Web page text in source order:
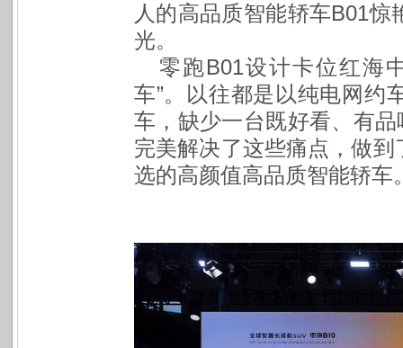
人的高品质智能轿车B01
光。
零跑B01设计卡位红海
车”。以往都是以纯电网约
车，缺少一台既好看、有
完美解决了这些痛点，做
选的高颜值高品质智能轿车